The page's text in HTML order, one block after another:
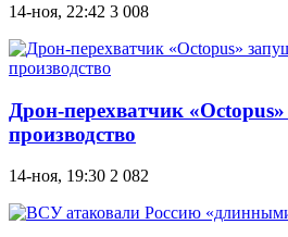
14-ноя, 22:42 3 008
Дрон-перехватчик
производство
14-ноя, 19:30 2 082